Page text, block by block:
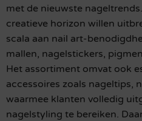
met de nieuwste
creatieve horizon willen
scala aan nail art-
mallen, nagelstickers,
Het assortiment omvat ook
accessoires zoals nageltips,
waarmee klanten volledig
nagelstyling te bereiken.